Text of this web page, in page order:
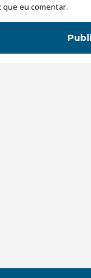
que eu comentar.